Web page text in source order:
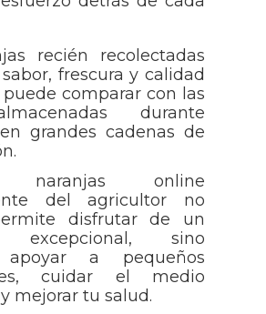
recién recolectadas
frescura y calidad
comparar con las
durante
grandes cadenas de
naranjas online
del agricultor no
disfrutar de un
excepcional, sino
a pequeños
cuidar el medio
mejorar tu salud.